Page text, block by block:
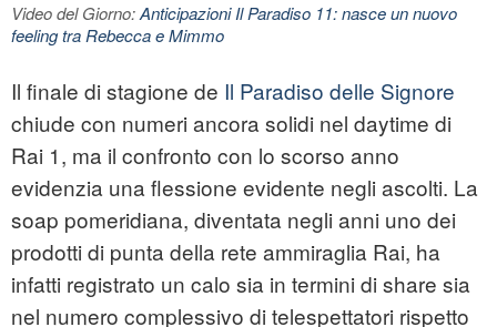
Video del Giorno:Anticipazioni Il Paradiso 11: nasce un nuovo
feeling tra Rebecca e Mimmo
Il finale di stagione de Il Paradiso delle Signore
chiude con numeri ancora solidi nel daytime di
Rai 1, ma il confronto con lo scorso anno
evidenzia una flessione evidente negli ascolti. La
soap pomeridiana, diventata negli anni uno dei
prodotti di punta della rete ammiraglia Rai, ha
infatti registrato un calo sia in termini di share sia
nel numero complessivo di telespettatori rispetto